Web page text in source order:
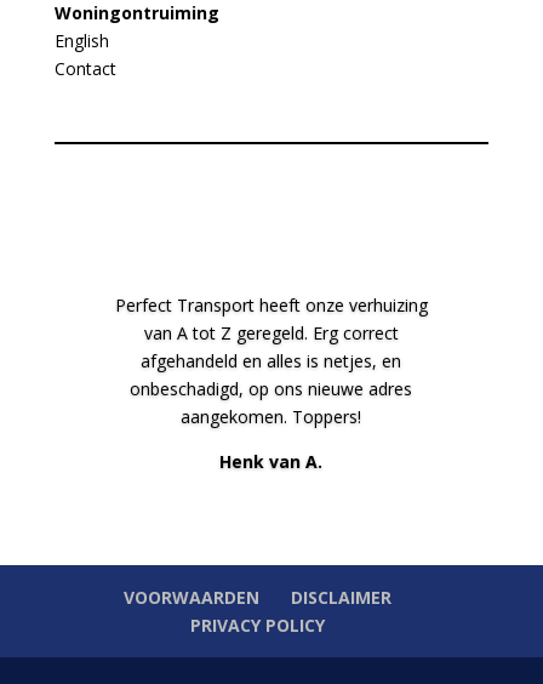
Woningontruiming
English
Contact
Perfect Transport heeft onze verhuizing
van A tot Z geregeld. Erg correct
afgehandeld en alles is netjes, en
onbeschadigd, op ons nieuwe adres
aangekomen. Toppers!
Henk van A.
VOORWAARDEN
DISCLAIMER
PRIVACY POLICY